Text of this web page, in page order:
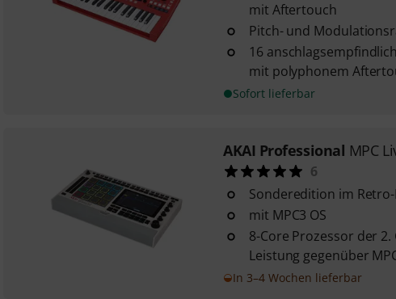
mit Aftertouch
Pitch- und
16
mit polyphonem
Sofort lieferbar
AKAI Professional MPC
6
Sonderedition im
mit MPC3 OS
8-Core Prozessor der
Leistung gegenüber
In 3–4 Wochen lieferbar